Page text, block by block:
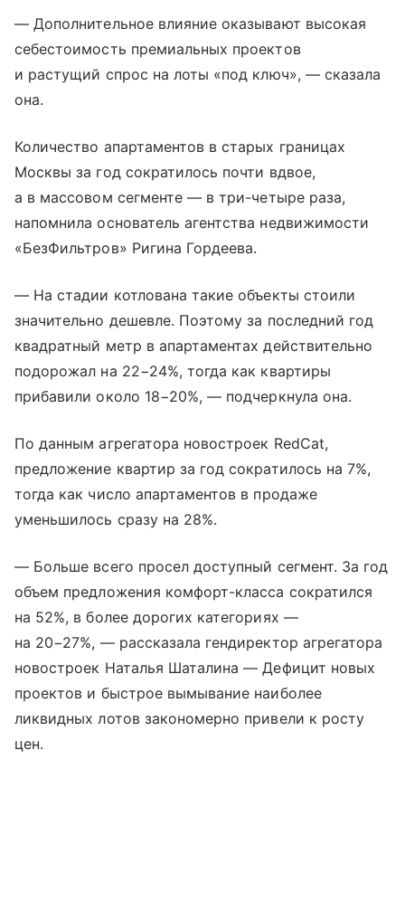
— Дополнительное влияние оказывают высокая
себестоимость премиальных проектов
и растущий спрос на лоты «под ключ», — сказала
она.
Количество апартаментов в старых границах
Москвы за год сократилось почти вдвое,
а в массовом сегменте — в три-четыре раза,
напомнила основатель агентства недвижимости
«БезФильтров» Ригина Гордеева.
— На стадии котлована такие объекты стоили
значительно дешевле. Поэтому за последний год
квадратный метр в апартаментах действительно
подорожал на 22−24%, тогда как квартиры
прибавили около 18−20%, — подчеркнула она.
По данным агрегатора новостроек RedCat,
предложение квартир за год сократилось на 7%,
тогда как число апартаментов в продаже
уменьшилось сразу на 28%.
— Больше всего просел доступный сегмент. За год
объем предложения комфорт-класса сократился
на 52%, в более дорогих категориях —
на 20−27%, — рассказала гендиректор агрегатора
новостроек Наталья Шаталина — Дефицит новых
проектов и быстрое вымывание наиболее
ликвидных лотов закономерно привели к росту
цен.